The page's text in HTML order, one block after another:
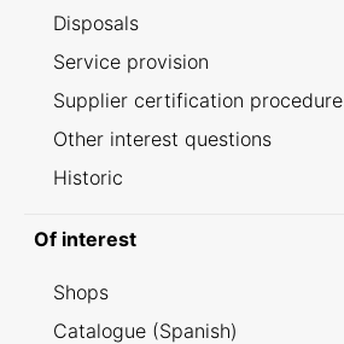
Disposals
Service provision
Supplier certification procedure
Other interest questions
Historic
Of interest
Shops
Catalogue (Spanish)